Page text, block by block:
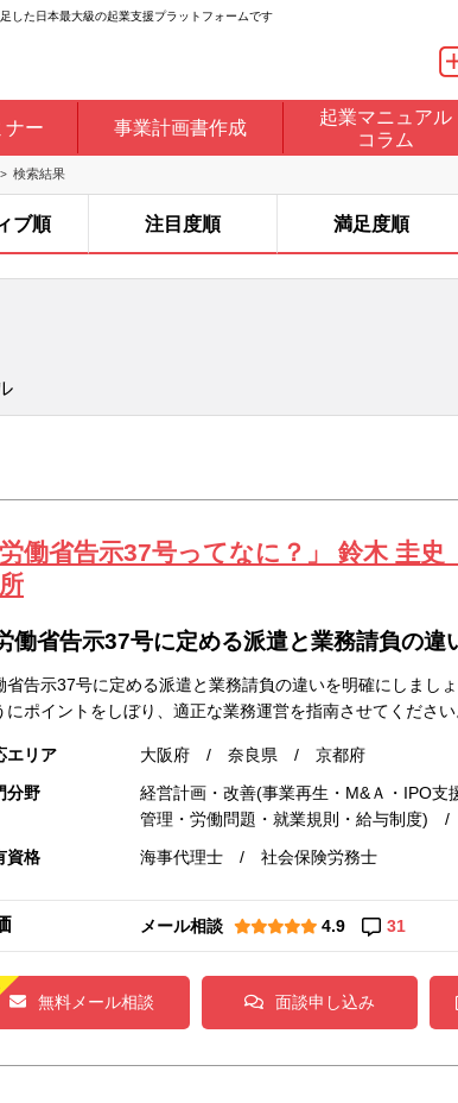
した日本最大級の起業支援プラットフォームです
ナー 事業計画書作成
起業マニュアル
コラム
検索結果
ブ順 注目度順 満足度順
労働省告示37号ってなに？」 鈴木 圭
働省告示37号に定める派遣と業務請負の違
省告示37号に定める派遣と業務請負の違いを明確にしまし
にポイントをしぼり、適正な業務運営を指南させてください
エリア
大阪府 / 奈良県 / 京都府
分野
経営計画・改善(事業再生・M&Ａ・
管理・労働問題・就業規則・給与制度)
資格
海事代理士 / 社会保険労務士
メール相談 4.9 31
無料メール相談 面談申し込み